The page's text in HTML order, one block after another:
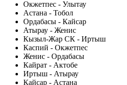
Окжетпес - Улытау
Астана - Тобол
Ордабасы - Кайсар
Атырау - Женис
Кызыл-Жар СК - Иртыш
Каспий - Окжетпес
Женис - Ордабасы
Кайрат - Актобе
Иртыш - Атырау
Кайсар - Астана